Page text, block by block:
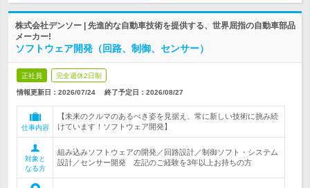
株式会社デンソー | 先進的な自動車技術を提供する、世界屈指の自動車部品
メーカー!
ソフトウェア開発（回路、制御、センサー）
正社員 完全週休2日制
情報更新日：2026/07/24 終了予定日： 2026/08/27
仕事内容
【未来のクルマのあるべき姿を見据え、常に新しい技術に挑み続
けています！ソフトウェア開発】
対象と
なる方
組み込みソフトウェアの開発／回路設計／制御ソフト・システム
設計／センサー開発 左記のご経験を3年以上お持ちの方